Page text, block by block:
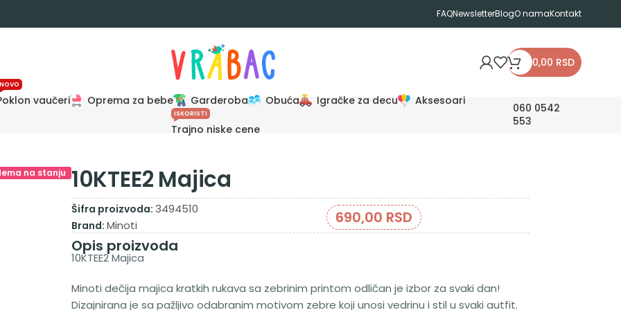
FAQNewsletterBlogO namaKontakt
0,00 RSD
vaučeri
NOVO
Oprema za bebe Garderoba Obuća Igračke za decu Aksesoari
Trajno niske cene
ISKORISTI
060 0542
553
na stanju 10KTEE2 Majica
Šifra proizvoda: 3494510
Brand: Minoti 690,00 RSD
Opis proizvoda
10KTEE2 Majica
Minoti dečija majica kratkih rukava sa zebrinim printom odličan je izbor za svaki dan!
Dizajnirana je sa pažljivo odabranim motivom zebre koji unosi vedrinu i stil u svaki autfit.